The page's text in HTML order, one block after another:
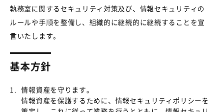
執務室に関するセキュリティ対策及び、情報セキュリティの
ルールや手順を整備し、組織的に継続的に継続することを宣
言いたします。
基本方針
1. 情報資産を守ります。
情報資産を保護するために、情報セキュリティポリシーを